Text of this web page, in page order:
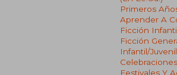
Primeros
Aprender A
Ficción
Ficción
Infantil/
Festivales Y